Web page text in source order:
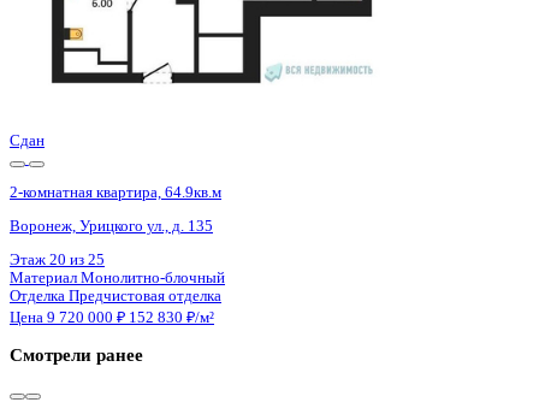
Сдан
2-комнатная квартира, 64.8кв.м
Воронеж, Урицкого ул., д. 135
Этаж 17 из 25
Отделка Предчистовая отделка